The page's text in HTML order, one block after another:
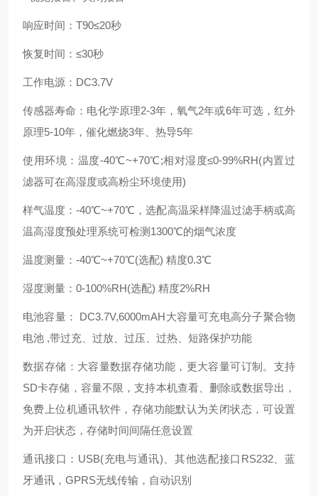
响应时间：T90≤20秒
恢复时间：≤30秒
工作电源：DC3.7V
传感器寿命：电化学原理2-3年，氧气2年或6年可选，红外
原理5-10年，催化燃烧3年、热导5年
使用环境：温度-40℃~+70℃;相对湿度≤0-99%RH(内置过
滤器可在高湿度或高粉尘环境使用)
样气温度：-40℃~+70℃，选配高温采样降温过滤手柄或高
温高湿度预处理系统可检测1300℃的烟气浓度
温度测量：-40℃~+70℃(选配) 精度0.3℃
湿度测量：0-100%RH(选配) 精度2%RH
电池容量： DC3.7V,6000mAH大容量可充电高分子聚合物
电池 ,带过充、过放、过压、过热、短路保护功能
数据存储：大容量数据存储功能，更大容量可订制。支持
SD卡存储，容量不限，支持本机查看、删除或数据导出，
免费上位机通讯软件，存储功能默认为关闭状态，可设置
为开启状态，存储时间间隔任意设置
通讯接口：USB(充电与通讯)、其他选配接口RS232、蓝
牙通讯，GPRS无线传输，自动识别